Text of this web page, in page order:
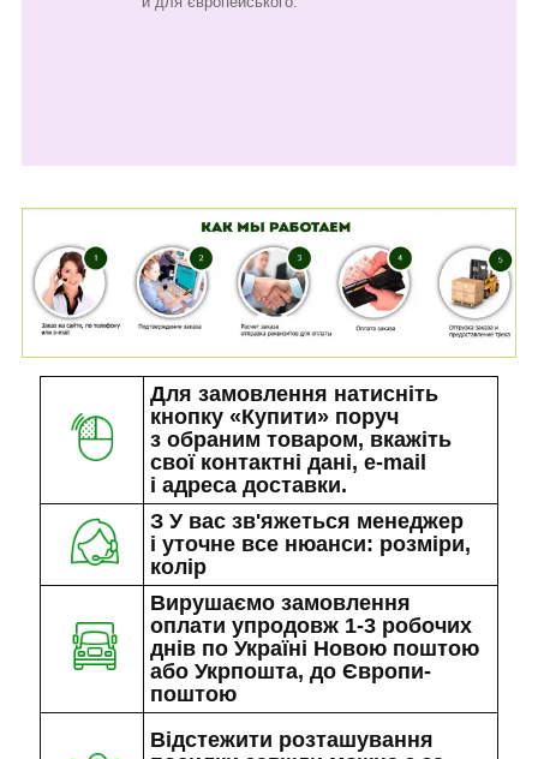
Для замовлення натисніть
кнопку «Купити» поруч
з обраним товаром, вкажіть
свої контактні дані, e-mail
і адреса доставки.
З У вас зв'яжеться менеджер
і уточне все нюанси: розміри,
колір
Вирушаємо замовлення
оплати упродовж 1-3 робочих
днів по Україні Новою поштою
або Укрпошта, до Європи-
поштою
Відстежити розташування